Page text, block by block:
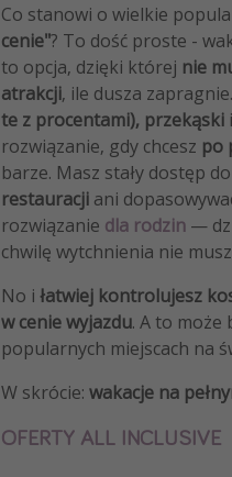
Co stanowi o wielkie
cenie"? To dość proste -
to opcja, dzięki której nie
atrakcji, ile dusza
te z procentami), przekąski
rozwiązanie, gdy chcesz po
barze. Masz stały dostęp
restauracji ani
rozwiązanie dla rodzin —
chwilę wytchnienia nie
No i łatwiej kontrolujesz
w cenie wyjazdu. A to może
popularnych miejscach na
W skrócie: wakacje na
OFERTY ALL INCLUSIVE